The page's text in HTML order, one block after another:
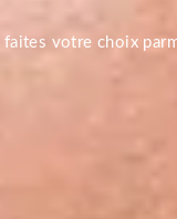
votre choix